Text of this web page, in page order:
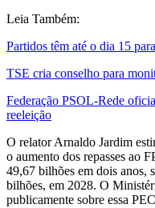
Leia Também:
Partidos têm até o dia 15
TSE cria conselho para
Federação PSOL-Rede
reeleição
O relator Arnaldo Jardim
o aumento dos repasses ao
49,67 bilhões em dois anos,
bilhões, em 2028. O
publicamente sobre essa